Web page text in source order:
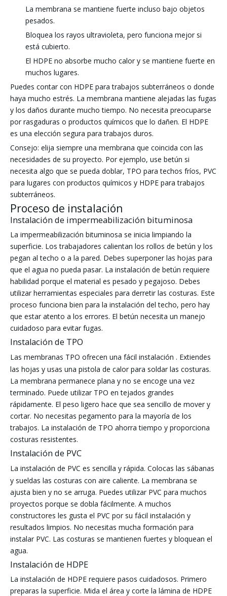
La membrana se mantiene fuerte incluso bajo objetos
pesados.
Bloquea los rayos ultravioleta, pero funciona mejor si
está cubierto.
El HDPE no absorbe mucho calor y se mantiene fuerte en
muchos lugares.
Puedes contar con HDPE para trabajos subterráneos o donde
haya mucho estrés. La membrana mantiene alejadas las fugas
y los daños durante mucho tiempo. No necesita preocuparse
por rasgaduras o productos químicos que lo dañen. El HDPE
es una elección segura para trabajos duros.
Consejo: elija siempre una membrana que coincida con las
necesidades de su proyecto. Por ejemplo, use betún si
necesita algo que se pueda doblar, TPO para techos fríos, PVC
para lugares con productos químicos y HDPE para trabajos
subterráneos.
Proceso de instalación
Instalación de impermeabilización bituminosa
La impermeabilización bituminosa se inicia limpiando la
superficie. Los trabajadores calientan los rollos de betún y los
pegan al techo o a la pared. Debes superponer las hojas para
que el agua no pueda pasar. La instalación de betún requiere
habilidad porque el material es pesado y pegajoso. Debes
utilizar herramientas especiales para derretir las costuras. Este
proceso funciona bien para la instalación del techo, pero hay
que estar atento a los errores. El betún necesita un manejo
cuidadoso para evitar fugas.
Instalación de TPO
Las membranas TPO ofrecen una fácil instalación . Extiendes
las hojas y usas una pistola de calor para soldar las costuras.
La membrana permanece plana y no se encoge una vez
terminado. Puede utilizar TPO en tejados grandes
rápidamente. El peso ligero hace que sea sencillo de mover y
cortar. No necesitas pegamento para la mayoría de los
trabajos. La instalación de TPO ahorra tiempo y proporciona
costuras resistentes.
Instalación de PVC
La instalación de PVC es sencilla y rápida. Colocas las sábanas
y sueldas las costuras con aire caliente. La membrana se
ajusta bien y no se arruga. Puedes utilizar PVC para muchos
proyectos porque se dobla fácilmente. A muchos
constructores les gusta el PVC por su fácil instalación y
resultados limpios. No necesitas mucha formación para
instalar PVC. Las costuras se mantienen fuertes y bloquean el
agua.
Instalación de HDPE
La instalación de HDPE requiere pasos cuidadosos. Primero
preparas la superficie. Mida el área y corte la lámina de HDPE